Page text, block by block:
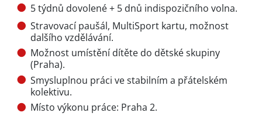
5 týdnů dovolené + 5 dnů indispozičního volna.
Stravovací paušál, MultiSport kartu, možnost
dalšího vzdělávání.
Možnost umístění dítěte do dětské skupiny
(Praha).
Smysluplnou práci ve stabilním a přátelském
kolektivu.
Místo výkonu práce: Praha 2.